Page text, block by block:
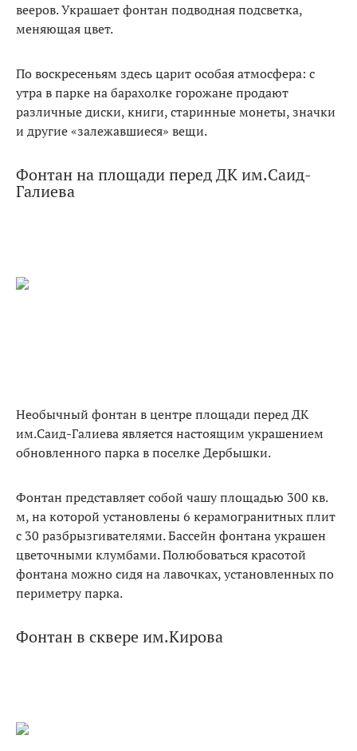
вееров. Украшает фонтан подводная подсветка,
меняющая цвет.
По воскресеньям здесь царит особая атмосфера: с
утра в парке на барахолке горожане продают
различные диски, книги, старинные монеты, значки
и другие «залежавшиеся» вещи.
Фонтан на площади перед ДК им.Саид-
Галиева
Необычный фонтан в центре площади перед ДК
им.Саид-Галиева является настоящим украшением
обновленного парка в поселке Дербышки.
Фонтан представляет собой чашу площадью 300 кв.
м, на которой установлены 6 керамогранитных плит
с 30 разбрызгивателями. Бассейн фонтана украшен
цветочными клумбами. Полюбоваться красотой
фонтана можно сидя на лавочках, установленных по
периметру парка.
Фонтан в сквере им.Кирова